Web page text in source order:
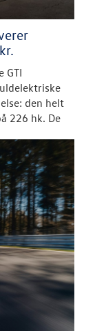
GTI
den helt
226 hk. De